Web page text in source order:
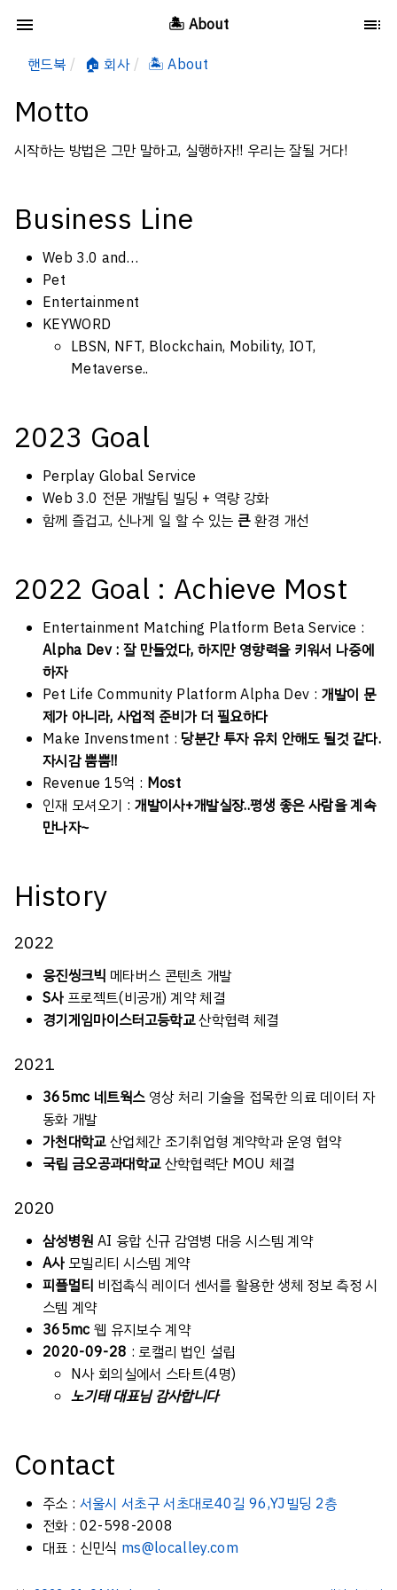
🏝️ About
핸드북
🏠 회사 🏝️ About
Motto
시작하는 방법은 그만 말하고, 실행하자!! 우리는 잘될 거다!
Business Line
Web 3.0 and…
Pet
Entertainment
KEYWORD
LBSN, NFT, Blockchain, Mobility, IOT,
Metaverse..
2023 Goal
Perplay Global Service
Web 3.0 전문 개발팀 빌딩 + 역량 강화
함께 즐겁고, 신나게 일 할 수 있는 큰환경 개선
2022 Goal : Achieve Most
Entertainment Matching Platform Beta Service :
Alpha Dev : 잘 만들었다, 하지만 영향력을 키워서 나중에
하자
Pet Life Community Platform Alpha Dev : 개발이 문
제가 아니라, 사업적 준비가 더 필요하다
Make Invenstment : 당분간 투자 유치 안해도 될것 같다.
자시감 뿜뿜!!
Revenue 15억 : Most
인재 모셔오기 : 개발이사+개발실장..평생 좋은 사람을 계속
만나자~
History
2022
웅진씽크빅 메타버스 콘텐츠 개발
S사프로젝트(비공개) 계약 체결
경기게임마이스터고등학교산학협력 체결
2021
365mc 네트웍스영상 처리 기술을 접목한 의료 데이터 자
동화 개발
가천대학교산업체간 조기취업형 계약학과 운영 협약
국립 금오공과대학교산학협력단 MOU 체결
2020
삼성병원 AI 융합 신규 감염병 대응 시스템 계약
A사모빌리티 시스템 계약
피플멀티 비접촉식 레이더 센서를 활용한 생체 정보 측정 시
스템 계약
365mc웹 유지보수 계약
2020-09-28 : 로캘리 법인 설립
N사 회의실에서 스타트(4명)
노기태 대표님 감사합니다
Contact
주소 : 서울시 서초구 서초대로40길 96,YJ빌딩 2층
전화 : 02-598-2008
대표 : 신민식 ms@localley.com